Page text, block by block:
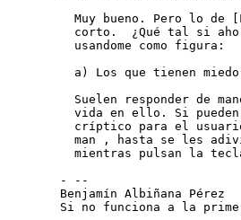
Muy bueno. Pero lo de
corto.  ¿Qué tal si
  usandome como figura:
a) Los que tienen
Suelen responder de
vida en ello. Si
críptico para el
  man
, hasta se les
mientras pulsan la
- --
Benjamín Albiñana Pérez
Si no funciona a la